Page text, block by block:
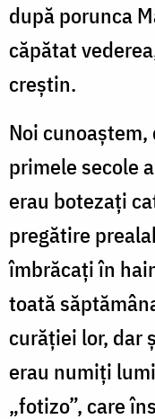
după porunca
căpătat
creştin.
Noi
primele secole
erau botezaţi
pregătire
îmbrăcaţi în
toată
curăţiei lor, dar
erau numiţi
„fotizo”, care